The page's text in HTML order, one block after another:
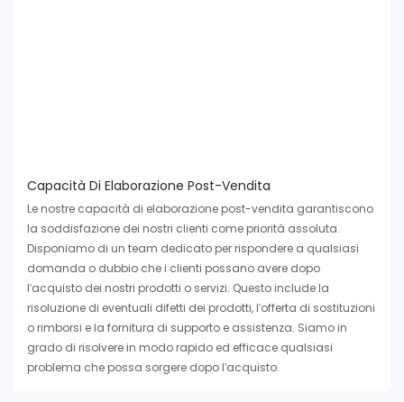
Capacità Di Elaborazione Post-Vendita
Le nostre capacità di elaborazione post-vendita garantiscono
la soddisfazione dei nostri clienti come priorità assoluta.
Disponiamo di un team dedicato per rispondere a qualsiasi
domanda o dubbio che i clienti possano avere dopo
l'acquisto dei nostri prodotti o servizi. Questo include la
risoluzione di eventuali difetti dei prodotti, l'offerta di sostituzioni
o rimborsi e la fornitura di supporto e assistenza. Siamo in
grado di risolvere in modo rapido ed efficace qualsiasi
problema che possa sorgere dopo l'acquisto.